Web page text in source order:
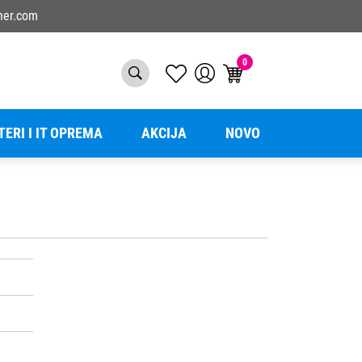
0
I IT OPREMA AKCIJA NOVO